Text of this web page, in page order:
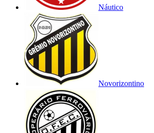
Náutico
Novorizontino